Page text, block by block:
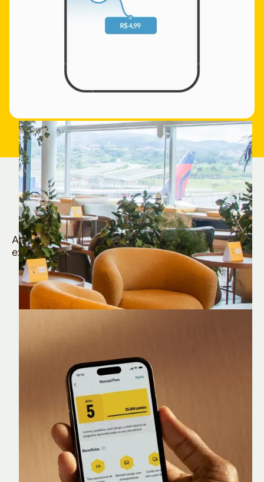
Quem é Nomad tem
muito mais
Aproveite todos os benefícios e vantagens
exclusivas da sua Conta Internacional
Nomad Lounge
Sala VIP no Aeroporto de Guarulhos